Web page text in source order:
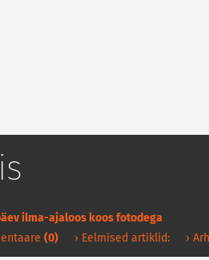
ilma-ajaloos koos fotodega
(0) › Eelmised artiklid: ›